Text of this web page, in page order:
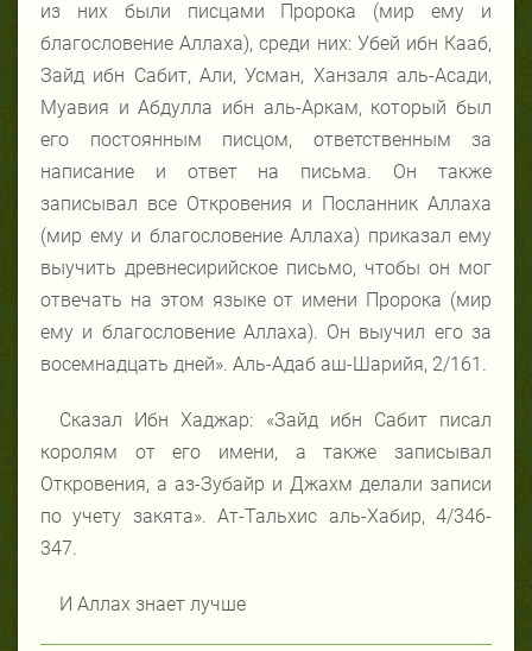
из них были писцами Пророка (мир ему и
благословение Аллаха), среди них: Убей ибн Кааб,
Зайд ибн Сабит, Али, Усман, Ханзаля аль-Асади,
Муавия и Абдулла ибн аль-Аркам, который был
его постоянным писцом, ответственным за
написание и ответ на письма. Он также
записывал все Откровения и Посланник Аллаха
(мир ему и благословение Аллаха) приказал ему
выучить древнесирийское письмо, чтобы он мог
отвечать на этом языке от имени Пророка (мир
ему и благословение Аллаха). Он выучил его за
восемнадцать дней». Аль-Адаб аш-Шарийя, 2/161.
Сказал Ибн Хаджар: «Зайд ибн Сабит писал
королям от его имени, а также записывал
Откровения, а аз-Зубайр и Джахм делали записи
по учету закята». Ат-Тальхис аль-Хабир, 4/346-
347.
И Аллах знает лучше